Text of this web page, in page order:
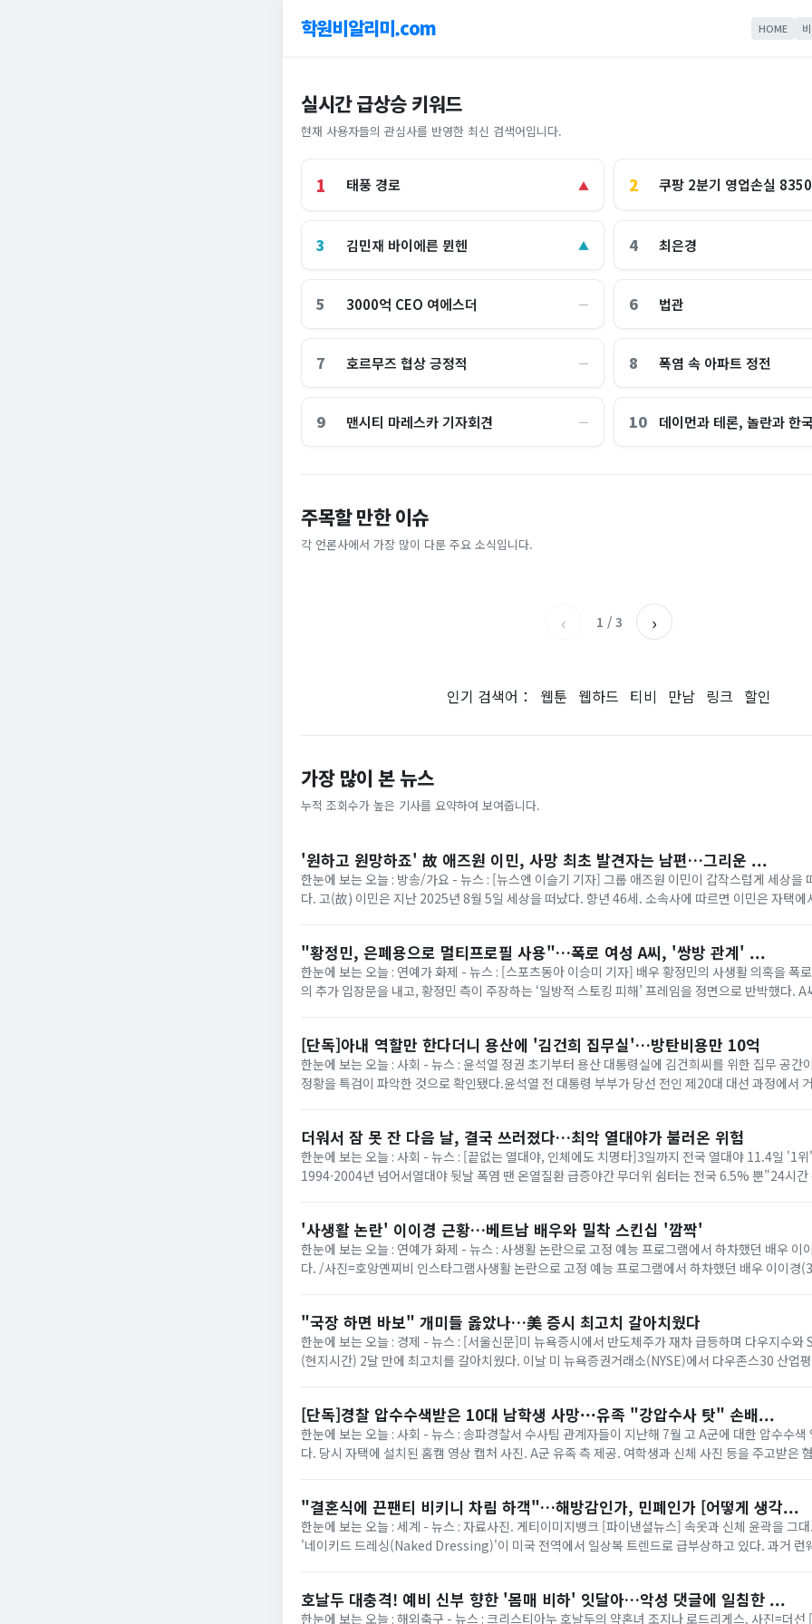
학원비알리미.com HOME
실시간 급상승 키워드
현재 사용자들의 관심사를 반영한 최신 검색어입니다.
1 태풍 경로 ▲ 2 쿠팡 2분기 영업손실
3 김민재 바이에른 뮌헨 ▲ 4 최은경
5 3000억 CEO 여에스더 ― 6 법관
7 호르무즈 협상 긍정적 ― 8 폭염 속 아파트 정전
9 맨시티 마레스카 기자회견 ― 10 데이먼과 테론, 놀란과 한
주목할 만한 이슈
각 언론사에서 가장 많이 다룬 주요 소식입니다.
전국 불타오를 때, 여긴 0.9도…에어컨 필요없는 韓
이색 피서지
중앙일보
“10% 폭락하자 4조 샀는데, 18% 뛰자 8조 팔았
다”…개미들 왜 이러나 [숫자 뒤의 진실]
‹ 1 / 3 ›
인기 검색어： 웹툰 웹하드 티비 만남 링크 할인
가장 많이 본 뉴스
누적 조회수가 높은 기사를 요약하여 보여줍니다.
'원하고 원망하죠' 故 애즈원 이민, 사망 최초 발견자는 남편…그리운 ...
한눈에 보는 오늘 : 방송/가요 - 뉴스 : [뉴스엔 이슬기 기자] 그룹 애즈원 이민이 갑작스럽게 세상을
다. 고(故) 이민은 지난 2025년 8월 5일 세상을 떠났다. 향년 46세. 소속사에 따르면 이민은 자택에
"황정민, 은폐용으로 멀티프로필 사용"…폭로 여성 A씨, '쌍방 관계' ...
한눈에 보는 오늘 : 연예가 화제 - 뉴스 : [스포츠동아 이승미 기자] 배우 황정민의 사생활 의혹을 폭
의 추가 입장문을 내고, 황정민 측이 주장하는 ‘일방적 스토킹 피해’ 프레임을 정면으로 반박했다. A
[단독]아내 역할만 한다더니 용산에 '김건희 집무실'…방탄비용만 10억
한눈에 보는 오늘 : 사회 - 뉴스 : 윤석열 정권 초기부터 용산 대통령실에 김건희씨를 위한 집무 공간
정황을 특검이 파악한 것으로 확인됐다.윤석열 전 대통령 부부가 당선 전인 제20대 대선 과정에서
더워서 잠 못 잔 다음 날, 결국 쓰러졌다…최악 열대야가 불러온 위험
한눈에 보는 오늘 : 사회 - 뉴스 : [끝없는 열대야, 인체에도 치명타]3일까지 전국 열대야 11.4일 '1
1994·2004년 넘어서열대야 뒷날 폭염 땐 온열질환 급증야간 무더위 쉼터는 전국 6.5% 뿐"24시간
'사생활 논란' 이이경 근황…베트남 배우와 밀착 스킨십 '깜짝'
한눈에 보는 오늘 : 연예가 화제 - 뉴스 : 사생활 논란으로 고정 예능 프로그램에서 하차했던 배우 이
다. /사진=호앙옌찌비 인스타그램사생활 논란으로 고정 예능 프로그램에서 하차했던 배우 이이경
"국장 하면 바보" 개미들 옳았나…美 증시 최고치 갈아치웠다
한눈에 보는 오늘 : 경제 - 뉴스 : [서울신문]미 뉴욕증시에서 반도체주가 재차 급등하며 다우지수와
(현지시간) 2달 만에 최고치를 갈아치웠다. 이날 미 뉴욕증권거래소(NYSE)에서 다우존스30 산업
[단독]경찰 압수수색받은 10대 남학생 사망···유족 "강압수사 탓" 손배...
한눈에 보는 오늘 : 사회 - 뉴스 : 송파경찰서 수사팀 관계자들이 지난해 7월 고 A군에 대한 압수수색
다. 당시 자택에 설치된 홈캠 영상 캡처 사진. A군 유족 측 제공. 여학생과 신체 사진 등을 주고받은
"결혼식에 끈팬티 비키니 차림 하객"…해방감인가, 민폐인가 [어떻게 생각...
한눈에 보는 오늘 : 세계 - 뉴스 : 자료사진. 게티이미지뱅크 [파이낸셜뉴스] 속옷과 신체 윤곽을 그
'네이키드 드레싱(Naked Dressing)'이 미국 전역에서 일상복 트렌드로 급부상하고 있다. 과거 런
호날두 대충격! 예비 신부 향한 '몸매 비하' 잇달아…악성 댓글에 일침한 ...
한눈에 보는 오늘 : 해외축구 - 뉴스 : 크리스티아누 호날두의 약혼녀 조지나 로드리게스. 사진=더선